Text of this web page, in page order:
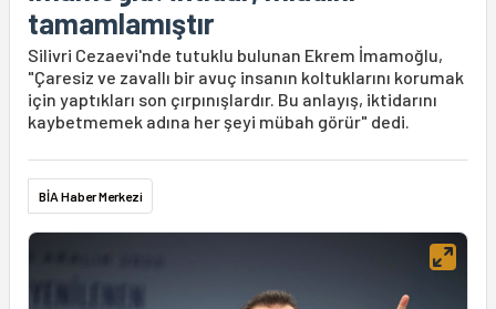
tamamlamıştır
Silivri Cezaevi'nde tutuklu bulunan Ekrem İmamoğlu,
"Çaresiz ve zavallı bir avuç insanın koltuklarını korumak
için yaptıkları son çırpınışlardır. Bu anlayış, iktidarını
kaybetmemek adına her şeyi mübah görür" dedi.
BİA Haber Merkezi